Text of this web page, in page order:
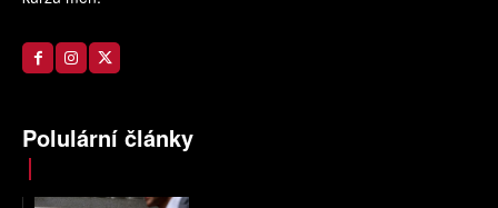
Polulární články